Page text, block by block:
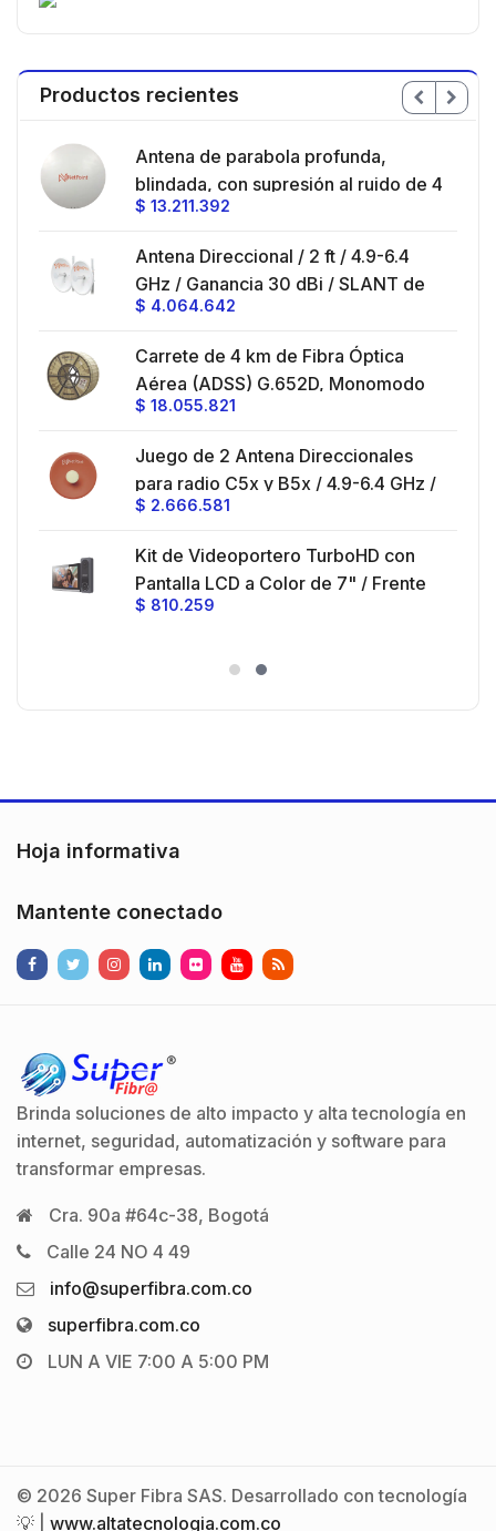
Productos recientes
Antena de parabola profunda,
blindada, con supresión al ruido de 4
ft, 5.9-7.2 GHz, Ganancia 36 dBi con
hasta 80 km, Conectores N-hembra,
montaje con alineación milimétrica.
$ 13.211.392
Antena Direccional / 2 ft / 4.9-6.4
GHz / Ganancia 30 dBi / SLANT de
45 ° y 90 ° / Conector N-Hembra /
$ 4.064.642
Carrete de 4 km de Fibra Óptica
Aérea (ADSS) G.652D, Monomodo
de 24 Hilos, Exterior, Span 200,
$ 18.055.821
Juego de 2 Antena Direccionales
para radio C5x y B5x / 4.9-6.4 GHz /
Ganancia 27 dBi / Montaje incluido.
$ 2.666.581
Kit de Videoportero TurboHD con
Pantalla LCD a Color de 7" / Frente
de Calle para Exterior de
)130° de Visión (Gran Angular)
$ 810.259
Hoja informativa
Mantente conectado
Brinda soluciones de alto impacto y alta tecnología en
internet, seguridad, automatización y software para
transformar empresas.
Cra. 90a #64c-38, Bogotá
Calle 24 NO 4 49
info@superfibra.com.co
superfibra.com.co
LUN A VIE 7:00 A 5:00 PM
© 2026 Super Fibra SAS. Desarrollado con tecnología
💡 | www.altatecnologia.com.co